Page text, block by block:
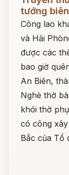
tướng
Công lao
và Hải
được các
bao giờ
An Biên,
Nghè thờ
khói thờ
có công
Bắc của Tổ